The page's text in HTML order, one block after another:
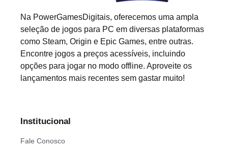
Na PowerGamesDigitais, oferecemos uma ampla
seleção de jogos para PC em diversas plataformas
como Steam, Origin e Epic Games, entre outras.
Encontre jogos a preços acessíveis, incluindo
opções para jogar no modo offline. Aproveite os
lançamentos mais recentes sem gastar muito!
Institucional
Fale Conosco